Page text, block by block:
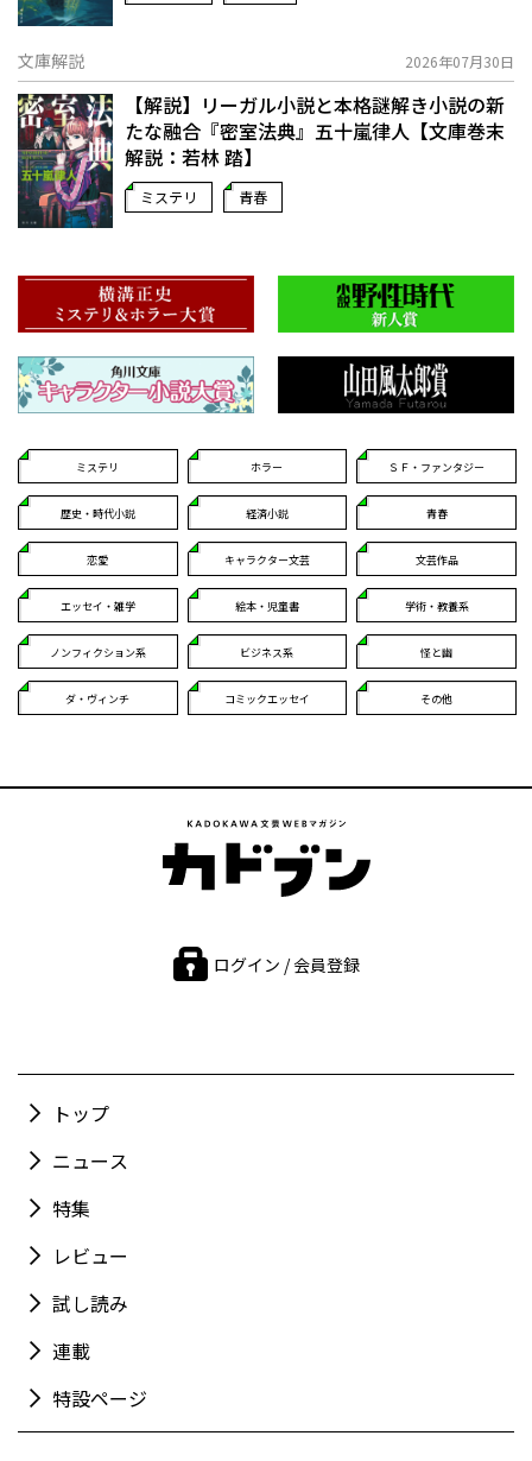
文庫解説 2026年07月30日
【解説】リーガル小説と本格謎解き小説の新
たな融合――『密室法典』五十嵐律人【文庫巻末
解説：若林 踏】
ミステリ 青春
ミステリ ホラー ＳＦ・ファンタジー
歴史・時代小説 経済小説 青春
恋愛 キャラクター文芸 文芸作品
エッセイ・雑学 絵本・児童書 学術・教養系
ノンフィクション系 ビジネス系 怪と幽
ダ・ヴィンチ コミックエッセイ その他
ログイン / 会員登録
トップ
ニュース
特集
レビュー
試し読み
連載
特設ページ